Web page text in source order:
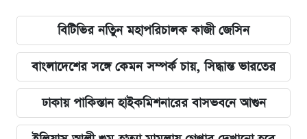
বিটিভির নতিুন মহাপরিচালক কাজী জেসিন
বাংলাদেশের সঙ্গে কেমন সম্পর্ক চায়, সিদ্ধান্ত ভারতের
ঢাকায় পাকিস্তান হাইকমিশনারের বাসভবনে আগুন